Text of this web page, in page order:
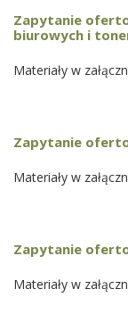
Zapytanie
biurowych i
Materiały w
Zapytanie
Materiały w
Zapytanie
Materiały w